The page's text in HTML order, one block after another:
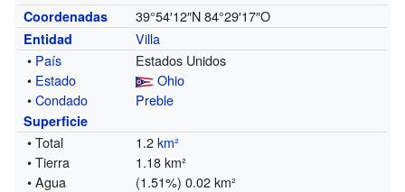
Coordenadas 39°54′12″N 84°29′17″O
Entidad
Villa
• País
Estados Unidos
• Estado
Ohio
•Condado Preble
Superficie
• Total 1.2km²
• Tierra
1.18 km²
• Agua
(1.51%) 0.02 km²